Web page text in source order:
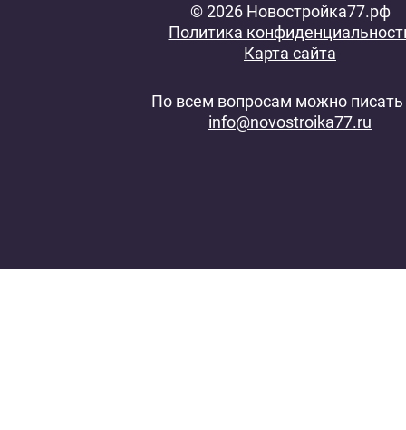
© 2026 Новостройка77.рф
Политика
Карта сайта
По всем вопросам можно писать
info@novostroika77.ru